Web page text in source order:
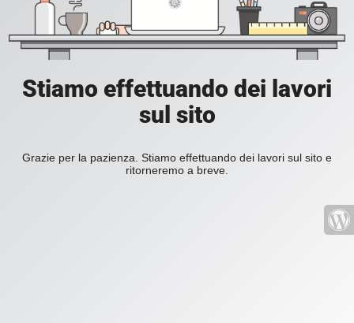
Stiamo effettuando dei lavori
sul sito
Grazie per la pazienza. Stiamo effettuando dei lavori sul sito e
ritorneremo a breve.